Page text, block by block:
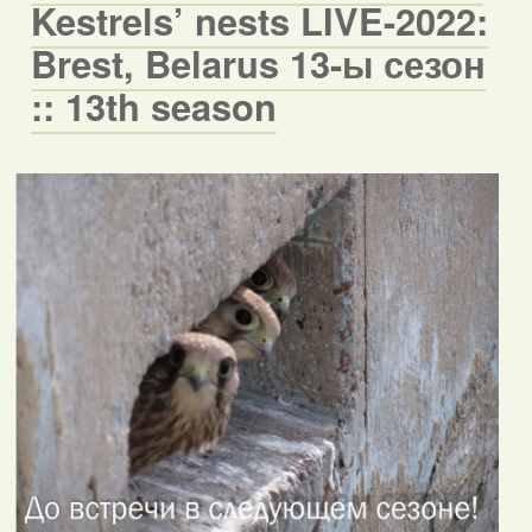
Kestrels’ nests LIVE-2022:
Brest, Belarus 13-ы сезон
:: 13th season